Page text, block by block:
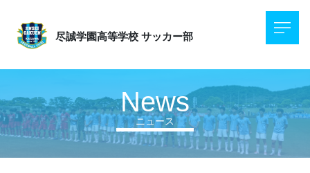
尽誠学園高等学校 サッカー部
ニュース
News